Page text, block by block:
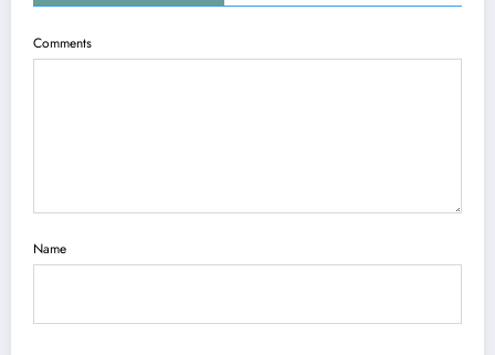
Comments
Name